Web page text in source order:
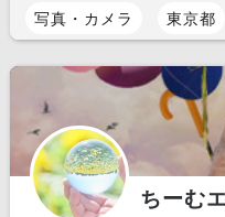
写真・カメラ 東京都
ちーむ